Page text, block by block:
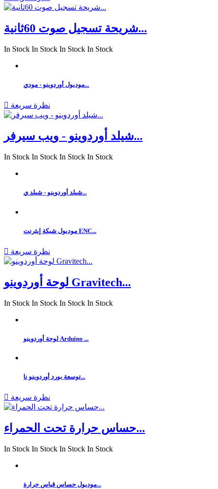
شريحة تسجيل صوت 60ثانية...
In Stock In Stock In Stock In Stock
موديول أوردوينو - مودي...
 نظرة سريعة
شيلد أوردوينو - ويب سيرفر...
In Stock In Stock In Stock In Stock
شيلد أوردوينو - شيلد ي...
موديول شبكة إيثرنت ENC...
 نظرة سريعة
لوحة أوردوينو Gravitech...
In Stock In Stock In Stock In Stock
لوحة أوردوينو Arduino ...
توسعة بورد أوردوينو نا...
 نظرة سريعة
حساس حرارة تحت الحمراء...
In Stock In Stock In Stock In Stock
موديول حساس قياس حرارة...